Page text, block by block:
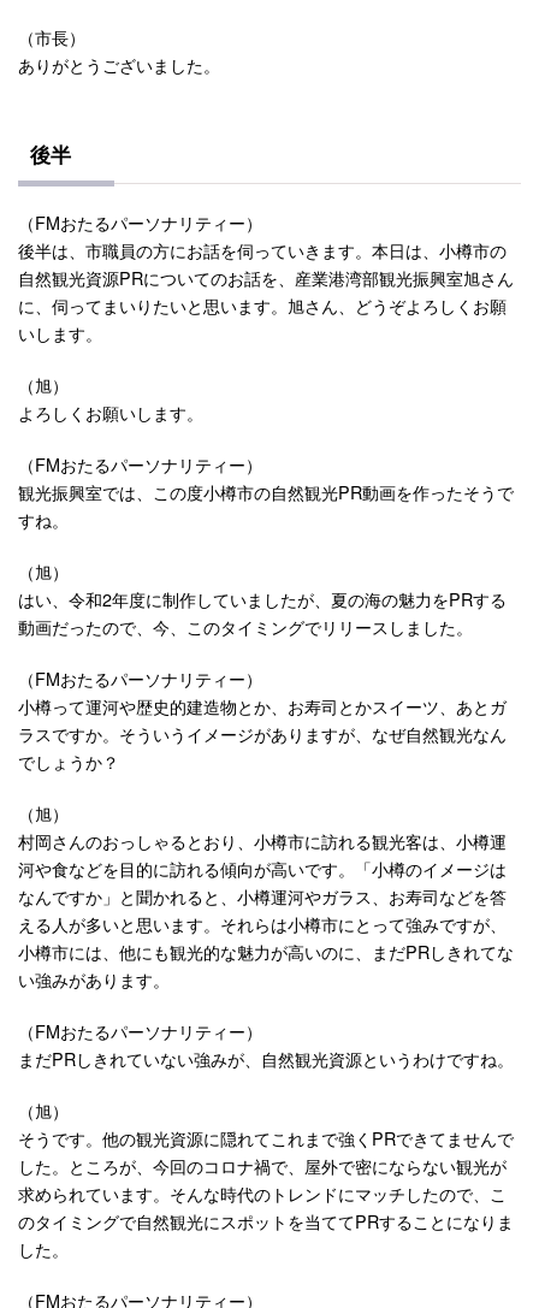
（市長）
ありがとうございました。
後半
（FMおたるパーソナリティー）
後半は、市職員の方にお話を伺っていきます。本日は、小樽市の
自然観光資源PRについてのお話を、産業港湾部観光振興室旭さん
に、伺ってまいりたいと思います。旭さん、どうぞよろしくお願
いします。
（旭）
よろしくお願いします。
（FMおたるパーソナリティー）
観光振興室では、この度小樽市の自然観光PR動画を作ったそうで
すね。
（旭）
はい、令和2年度に制作していましたが、夏の海の魅力をPRする
動画だったので、今、このタイミングでリリースしました。
（FMおたるパーソナリティー）
小樽って運河や歴史的建造物とか、お寿司とかスイーツ、あとガ
ラスですか。そういうイメージがありますが、なぜ自然観光なん
でしょうか？
（旭）
村岡さんのおっしゃるとおり、小樽市に訪れる観光客は、小樽運
河や食などを目的に訪れる傾向が高いです。「小樽のイメージは
なんですか」と聞かれると、小樽運河やガラス、お寿司などを答
える人が多いと思います。それらは小樽市にとって強みですが、
小樽市には、他にも観光的な魅力が高いのに、まだPRしきれてな
い強みがあります。
（FMおたるパーソナリティー）
まだPRしきれていない強みが、自然観光資源というわけですね。
（旭）
そうです。他の観光資源に隠れてこれまで強くPRできてませんで
した。ところが、今回のコロナ禍で、屋外で密にならない観光が
求められています。そんな時代のトレンドにマッチしたので、こ
のタイミングで自然観光にスポットを当ててPRすることになりま
した。
（FMおたるパーソナリティー）